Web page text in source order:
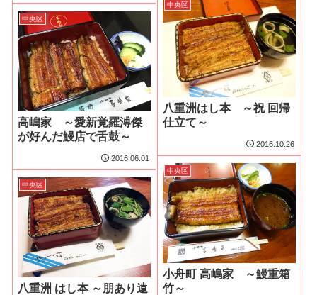
中央区
八重洲はし本 ～祝 回帰
仕立て～
2016.10.26
中央区
高嶋家 ～愛新覚羅溥傑
が好んだ鰻店で舌鼓～
2016.06.01
中央区
小舟町 高嶋家 ～鰻重箱
竹～
中央区
八重洲 はし本 ～朋あり遠